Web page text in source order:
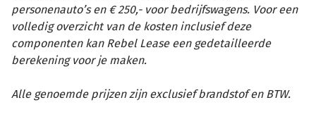
personenauto’s en € 250,- voor bedrijfswagens. Voor een
volledig overzicht van de kosten inclusief deze
componenten kan Rebel Lease een gedetailleerde
berekening voor je maken.
Alle genoemde prijzen zijn exclusief brandstof en BTW.